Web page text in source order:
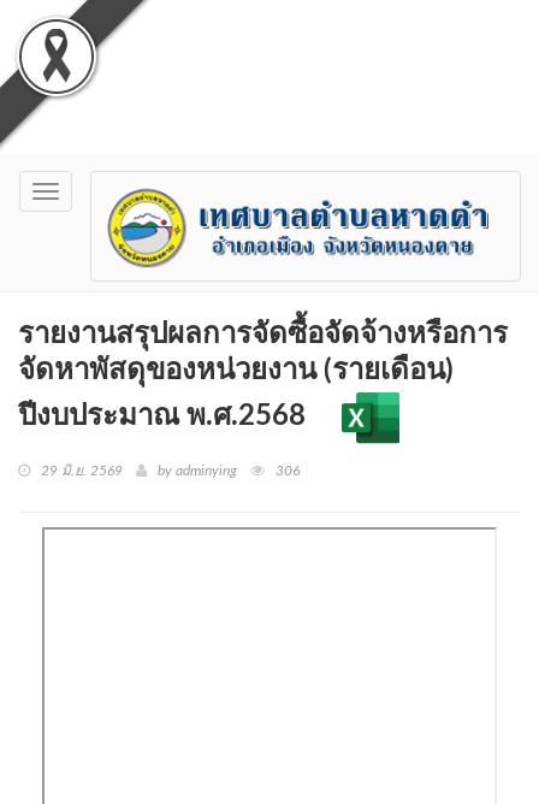
Toggle
navigation
รายงานสรุปผลการจัดซื้อจัดจ้างหรือการ
จัดหาพัสดุของหน่วยงาน (รายเดือน)
ปีงบประมาณ พ.ศ.2568
29 มิ.ย. 2569 by adminying 306